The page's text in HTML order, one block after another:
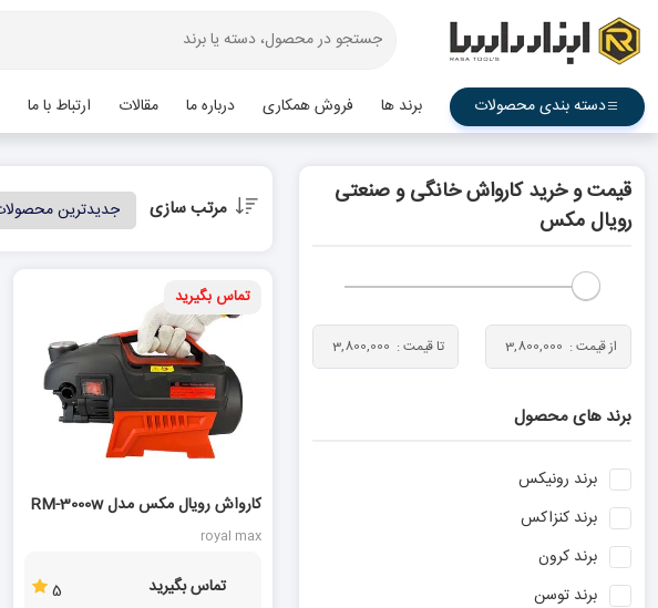
دسته بندی محصولات برند ها فروش همکاری درباره ما مقالات ارتباط با ما
مرتب سازی
تماس بگیرید
کارواش رویال مکس مدل RM-3000w
royal max
تماس بگیرید 5
قیمت و خرید کارواش خانگی و صنعتی
رویال مکس
برند های محصول
برند رونیکس
برند کنزاکس
برند کرون
برند توسن